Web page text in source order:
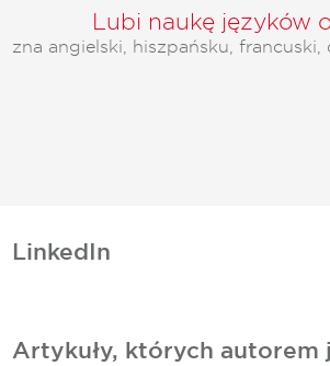
Lubi naukę języków
zna angielski, hiszpańsku, francuski,
LinkedIn
Artykuły, których autorem